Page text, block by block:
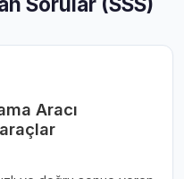
Aracı